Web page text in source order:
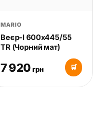
MARIO
Веєр-І 600х445/55
TR (Чорний мат)
7 920 грн 🛒